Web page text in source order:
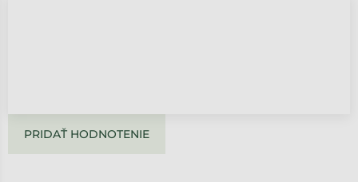
PRIDAŤ HODNOTENIE